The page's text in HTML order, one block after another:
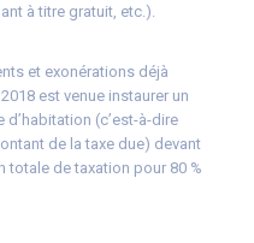
à titre gratuit, etc.).
et exonérations déjà
est venue instaurer un
(c’est-à-dire
de la taxe due) devant
totale de taxation pour 80 %